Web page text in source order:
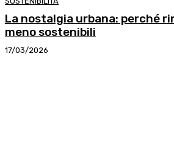
La nostalgia urbana: perché
meno sostenibili
17/03/2026